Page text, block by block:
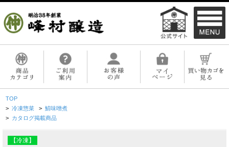
TOP
> 冷凍惣菜 > 鯖味噌煮
> カタログ掲載商品
【冷凍】